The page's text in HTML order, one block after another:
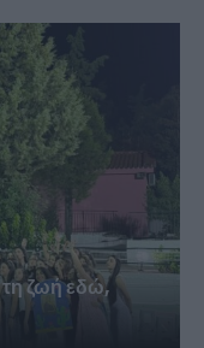
τη ζωή εδώ,